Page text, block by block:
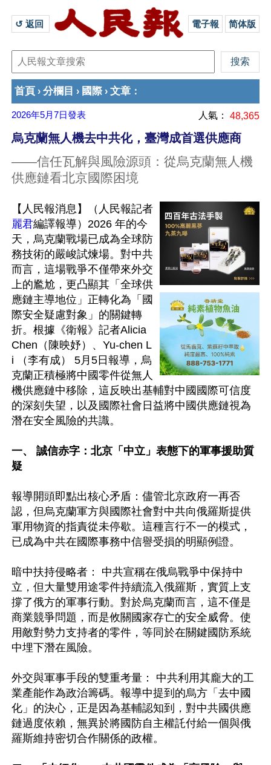
↺ 返回 電子報 简体版
首頁 › 分欄目 › 國際› 文章 ：
2026年5月7日發表 人氣： 48,365
烏克蘭無人機去中共化，臺灣成首選供應商
——信任瓦解與風險源頭：從烏克蘭無人機
供應鏈看北京國際困境
【人民報消息】（人民報記者
麗君編譯報導）2026 年的今
天，烏克蘭戰場已成為全球防
務技術的嚴峻試煉場。對中共
而言，這場戰爭不僅帶來外交
上的尷尬，更凸顯其「全球供
應鏈主導地位」正轉化為「國
際安全疑慮對象」的關鍵轉
折。根據《衛報》記者Alicia
Chen（陳映妤）、Yu-chen L
i （李有成） 5月5日報導，烏
克蘭正積極將中國零件從無人
機供應鏈中移除，這反映出基輔對中國國際可信度
的深刻失望，以及國際社會日益將中國供應鏈視為
潛在安全風險的共識。
一、 誠信赤字：北京「中立」表態下的軍事援助質
疑
報導開頭即點出核心矛盾：儘管北京政府一再否
認，但烏克蘭軍方與國際社會對中共向俄羅斯提供
軍用物資的指責從未停歇。這種言行不一的模式，
已成為中共在國際事務中信譽受損的明顯例證。
暗中扶持侵略者： 中共宣稱在俄烏戰爭中保持中
立，但大量雙用途零件持續流入俄羅斯，實質上支
撐了俄方的軍事行動。對於烏克蘭而言，這不僅是
商業競爭問題，而是攸關國家存亡的安全威脅。使
用敵對勢力支持者的零件，等同於在關鍵國防系統
中埋下潛在風險。
外交與軍事手段的雙重考量： 中共利用其龐大的工
業產能作為政治籌碼。報導中提到的烏方「去中國
化」的決心，正是因為基輔認知到，對中共國供應
鏈過度依賴，無異於將國防自主權託付給一個與俄
羅斯維持密切合作關係的政權。